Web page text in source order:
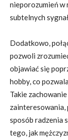
nieporozumień w
subtelnych
Dodatkowo,
pozwoli
objawiać się
hobby, co
Takie
zainteresowania,
sposób radzenia
tego, jak